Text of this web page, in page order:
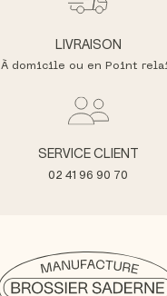
LIVRAISON
À domicile ou en Point
SERVICE CLIENT
02 41 96 90 70